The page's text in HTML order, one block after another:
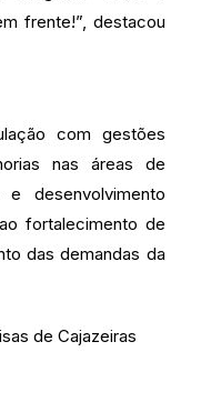
frente!”, destacou
com gestões
nas áreas de
e desenvolvimento
fortalecimento de
das demandas da
de Cajazeiras